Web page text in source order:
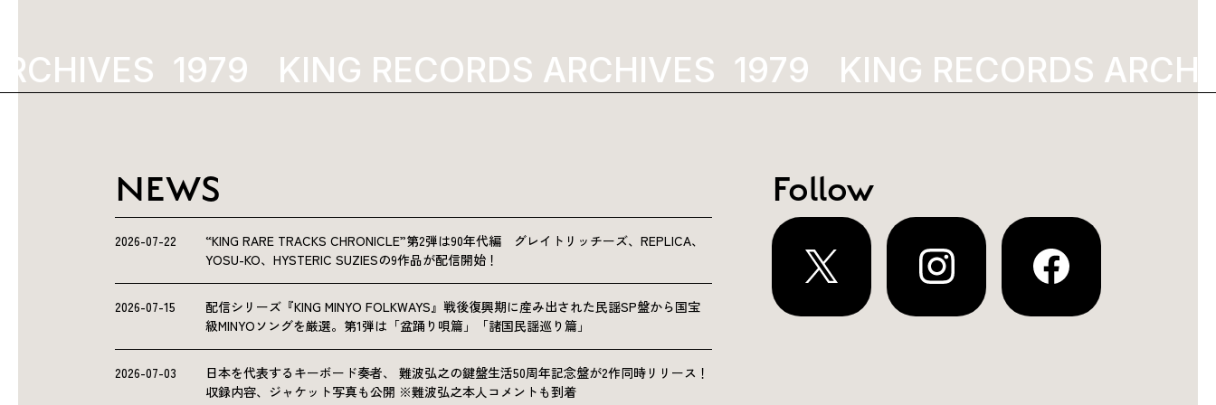
1979 KING RECORDS ARCHIVES 1979 KING RECORDS
NEWS
2026-07-22
“KING RARE TRACKS CHRONICLE”第2弾は90年代編 グレイトリッチーズ、REPLICA、
YOSU-KO、HYSTERIC SUZIESの9作品が配信開始！
2026-07-15
配信シリーズ『KING MINYO FOLKWAYS』戦後復興期に産み出された民謡SP盤から国宝
級MINYOソングを厳選。第1弾は「盆踊り唄篇」「諸国民謡巡り篇」
2026-07-03
日本を代表するキーボード奏者、 難波弘之の鍵盤生活50周年記念盤が2作同時リリース！
収録内容、ジャケット写真も公開 ※難波弘之本人コメントも到着
Follow